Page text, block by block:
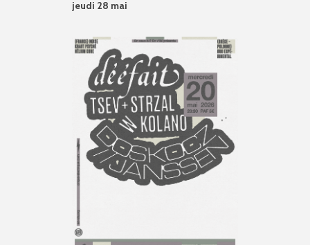
jeudi 28 mai